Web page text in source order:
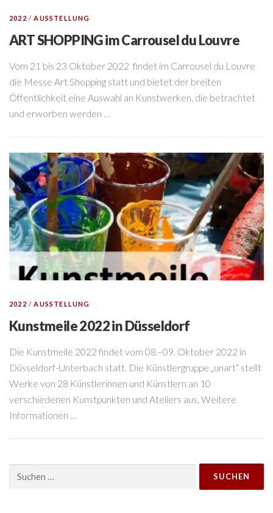
2022 /AUSSTELLUNG
ART SHOPPING im Carrousel du Louvre
Vom 21 bis 23 Oktober 2022 findet im Carrousel du Louvre
die Messe Art Shopping statt und bietet der breiten
Öffentlichkeit eine Auswahl an Kunstwerken, die betrachtet
und erworben werden …
2022 /AUSSTELLUNG
Kunstmeile 2022 in Düsseldorf
Die Kunstmeile 2022 findet vom 08.–09. Oktober 2022 in
Düsseldorf-Unterbach statt. Die Künstlergruppe „unart“ stellt
Werke von 28 Künstlerinnen und Künstlern an 10
verschiedenen Kunstpunkten und Ateliers aus. Weitere
Informationen …
Suchen